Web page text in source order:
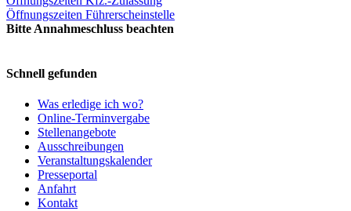
Öffnungszeiten Führerscheinstelle
Bitte Annahmeschluss beachten
Schnell gefunden
Was erledige ich wo?
Online-Terminvergabe
Stellenangebote
Ausschreibungen
Veranstaltungskalender
Presseportal
Anfahrt
Kontakt